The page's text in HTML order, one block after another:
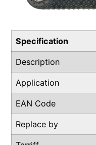
Specification
Description
Application
EAN Code
Replace by